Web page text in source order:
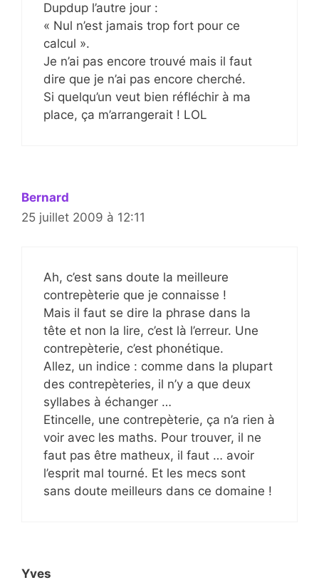
Dupdup l’autre jour :
« Nul n’est jamais trop fort pour ce
calcul ».
Je n’ai pas encore trouvé mais il faut
dire que je n’ai pas encore cherché.
Si quelqu’un veut bien réfléchir à ma
place, ça m’arrangerait ! LOL
Bernard
25 juillet 2009 à 12:11
Ah, c’est sans doute la meilleure
contrepèterie que je connaisse !
Mais il faut se dire la phrase dans la
tête et non la lire, c’est là l’erreur. Une
contrepèterie, c’est phonétique.
Allez, un indice : comme dans la plupart
des contrepèteries, il n’y a que deux
syllabes à échanger …
Etincelle, une contrepèterie, ça n’a rien à
voir avec les maths. Pour trouver, il ne
faut pas être matheux, il faut … avoir
l’esprit mal tourné. Et les mecs sont
sans doute meilleurs dans ce domaine !
Yves